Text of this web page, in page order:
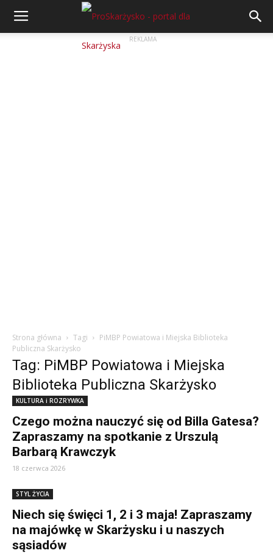
REKLAMA
Strona główna Tagi
PiMBP Powiatowa i Miejska Biblioteka
Publiczna Skarżysko
Tag: PiMBP Powiatowa i Miejska
Biblioteka Publiczna Skarżysko
KULTURA i ROZRYWKA
Czego można nauczyć się od Billa Gatesa?
Zapraszamy na spotkanie z Urszulą
Barbarą Krawczyk
18 czerwca 2026
STYL ŻYCIA
Niech się święci 1, 2 i 3 maja! Zapraszamy
na majówkę w Skarżysku i u naszych
sąsiadów